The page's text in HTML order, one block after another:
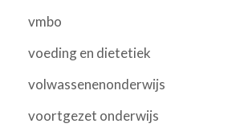
vmbo
voeding en dietetiek
volwassenenonderwijs
voortgezet onderwijs